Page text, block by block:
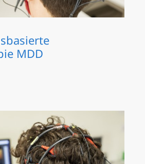
MDD